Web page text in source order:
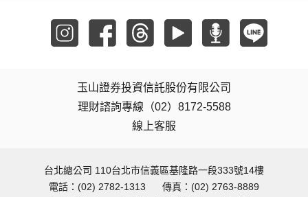
玉山證券投資信託股份有限公司
理財諮詢專線（02）8172-5588
線上客服
台北總公司 110台北市信義區基隆路一段333號14樓
電話：(02) 2782-1313
傳真：(02) 2763-8889